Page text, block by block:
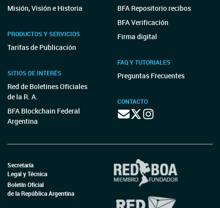
Misión, Visión e Historia
PRODUCTOS Y SERVICIOS
Tarifas de Publicación
SITIOS DE INTERÉS
Red de Boletines Oficiales
de la R. A.
BFA Blockchain Federal
Argentina
BFA Repositorio recibos
BFA Verificación
Firma digital
FAQ Y TUTORIALES
Preguntas Frecuentes
CONTACTO
Secretaría
Legal y Técnica
Boletín Oficial
de la República Argentina